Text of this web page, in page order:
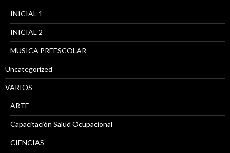
INICIAL 1
INICIAL 2
MUSICA PREESCOLAR
Uncategorized
VARIOS
ARTE
Capacitación Salud Ocupacional
CIENCIAS